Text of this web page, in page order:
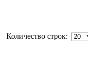
Количество строк: